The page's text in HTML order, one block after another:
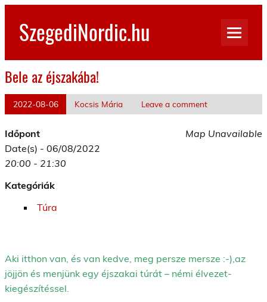
Skip
contentSzegediNordic.hu
Bele az éjszakába!
2022-08-06 Kocsis Mária Leave a comment
Map Unavailable
Időpont
Date(s) - 06/08/2022
20:00 - 21:30
Kategóriák
Túra
Aki itthon van, és van kedve, meg persze mersze :-),az
jöjjön és menjünk egy éjszakai túrát – némi élvezet-
kiegészítéssel.